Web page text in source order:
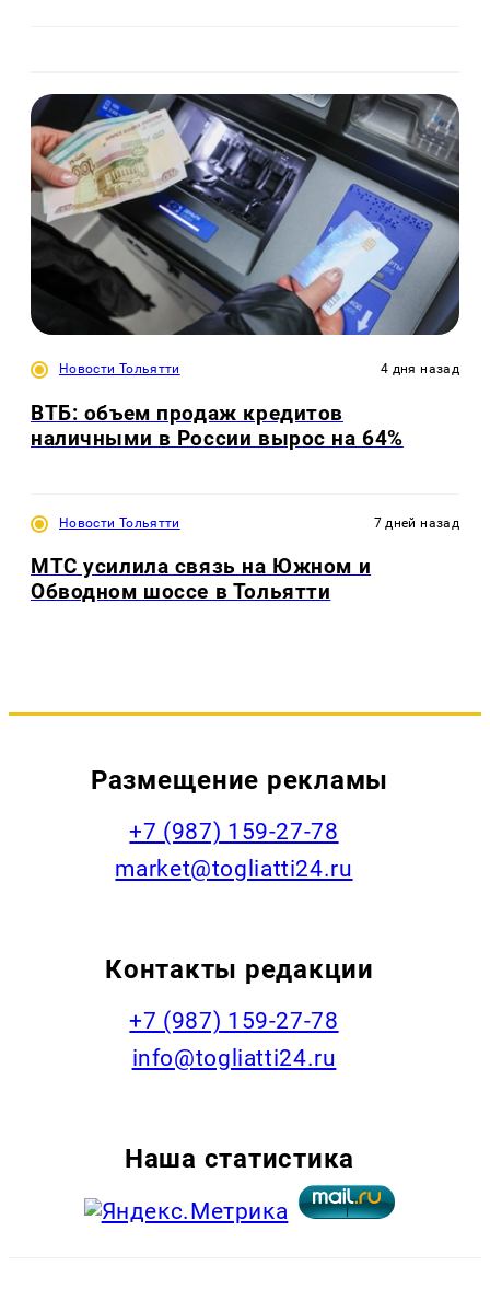
Новости Тольятти 4 дня назад
ВТБ: объем продаж кредитов
наличными в России вырос на 64%
Новости Тольятти 7 дней назад
МТС усилила связь на Южном и
Обводном шоссе в Тольятти
Размещение рекламы
+7 (987) 159-27-78
market@togliatti24.ru
Контакты редакции
+7 (987) 159-27-78
info@togliatti24.ru
Наша статистика